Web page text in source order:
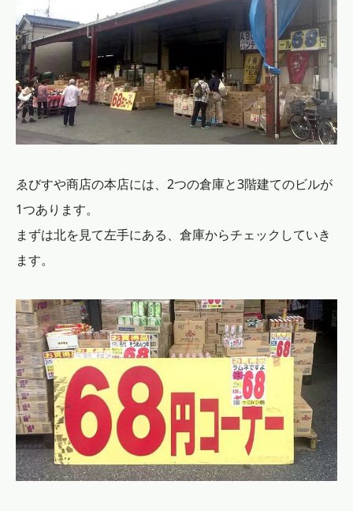
ゑびすや商店の本店には、2つの倉庫と3階建てのビルが
1つあります。
まずは北を見て左手にある、倉庫からチェックしていき
ます。